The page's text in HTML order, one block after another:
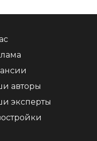
авторы
эксперты